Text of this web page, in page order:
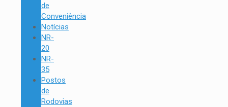
de
Conveniência
Notícias
NR-
20
NR-
35
Postos
de
Rodovias